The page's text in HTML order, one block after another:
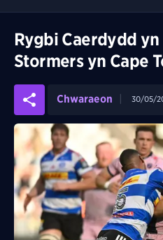
Rygbi Caerdydd
Stormers yn Cape
Chwaraeon 30/05/